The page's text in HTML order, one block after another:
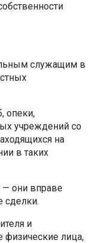
служащим в
опеки,
учреждений со
на
в таких
они вправе
сделки.
и
физические лица,